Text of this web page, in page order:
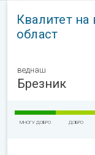
Квалитет на
област
веднаш
Брезник
МНОГУ ДОБРО ДОБРО